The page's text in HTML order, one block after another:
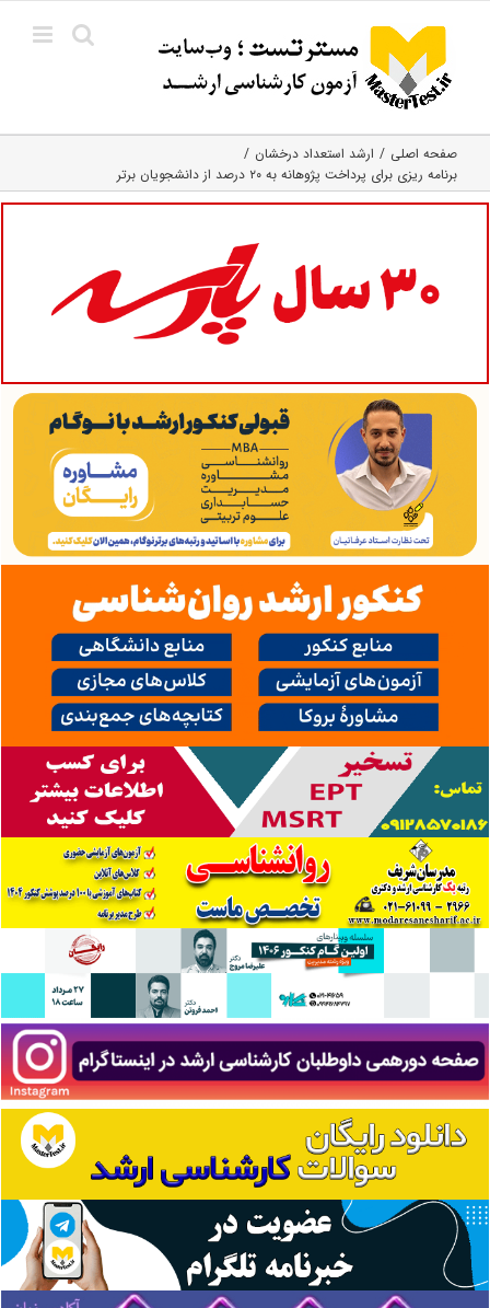
content
صفحه اصلی
ارشد استعداد درخشان
برنامه ریزی برای پرداخت پژوهانه به ۲۰ درصد از دانشجویان برتر